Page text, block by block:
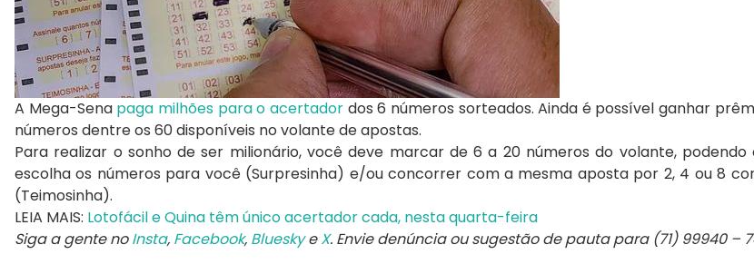
A Mega-Senapaga milhões para o acertador dos 6 números sorteados. Ainda é possível ganhar
números dentre os 60 disponíveis no volante de apostas.
Para realizar o sonho de ser milionário, você deve marcar de 6 a 20 números do volante, podendo
escolha os números para você (Surpresinha) e/ou concorrer com a mesma aposta por 2, 4 ou 8
(Teimosinha).
LEIA MAIS: Lotofácil e Quina têm único acertador cada, nesta quarta-feira
Siga a gente noInsta, Facebook, BlueskyeX. Envie denúncia ou sugestão de pauta para (71) 99940 –